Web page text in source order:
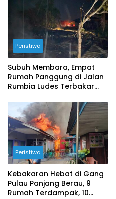
Peristiwa
Subuh Membara, Empat
Rumah Panggung di Jalan
Rumbia Ludes Terbakar
Peristiwa
Kebakaran Hebat di Gang
Pulau Panjang Berau, 9
Rumah Terdampak, 10